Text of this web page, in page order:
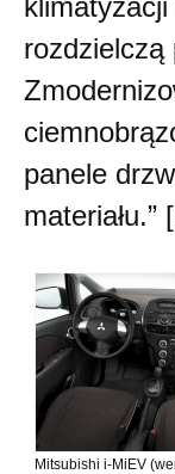
rozdzielczą
panele
materiału.”
Mitsubishi i-MiEV